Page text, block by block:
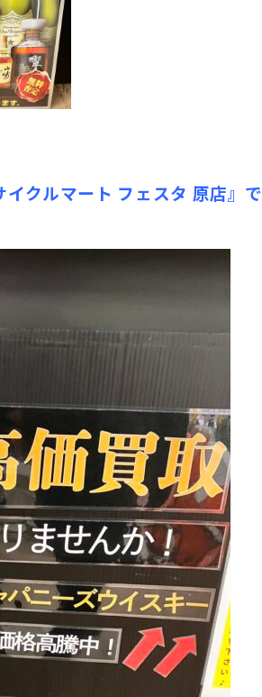
クルマート フェスタ 原店』で